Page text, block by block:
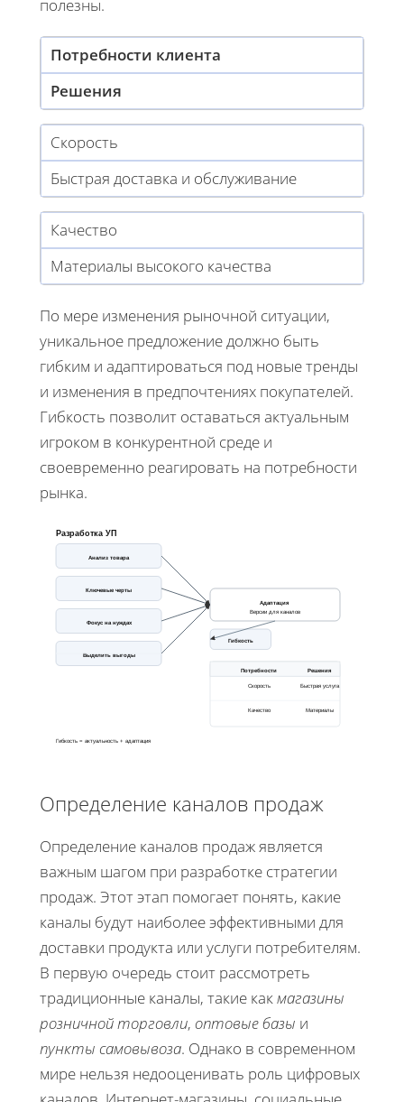
полезны.
Потребности клиента
Решения
Скорость
Быстрая доставка и обслуживание
Качество
Материалы высокого качества
По мере изменения рыночной ситуации,
уникальное предложение должно быть
гибким и адаптироваться под новые тренды
и изменения в предпочтениях покупателей.
Гибкость позволит оставаться актуальным
игроком в конкурентной среде и
своевременно реагировать на потребности
рынка.
Разработка УП
Анализ товара
Ключевые черты
Фокус на нуждах
Выделить выгоды
Адаптация
Версии для каналов
Гибкость
Потребности Решения
Скорость Быстрая услуга
Качество Материалы
Гибкость = актуальность + адаптация
Определение каналов продаж
Определение каналов продаж является
важным шагом при разработке стратегии
продаж. Этот этап помогает понять, какие
каналы будут наиболее эффективными для
доставки продукта или услуги потребителям.
В первую очередь стоит рассмотреть
традиционные каналы, такие какмагазины
розничной торговли, оптовые базы и
пункты самовывоза. Однако в современном
мире нельзя недооценивать роль цифровых